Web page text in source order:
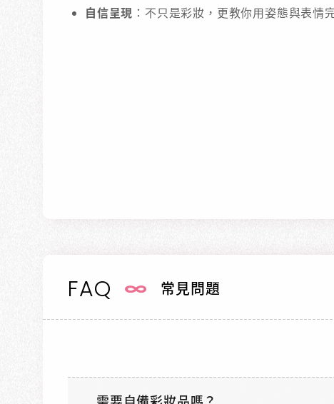
自信呈現 ：不只是彩妝，更教你用姿態與表情
FAQ 常見問題